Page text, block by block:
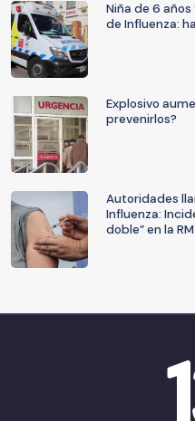
Niña de 6
de Influenza:
Explosivo
prevenirlos?
Autoridades
Influenza:
doble” en la RM